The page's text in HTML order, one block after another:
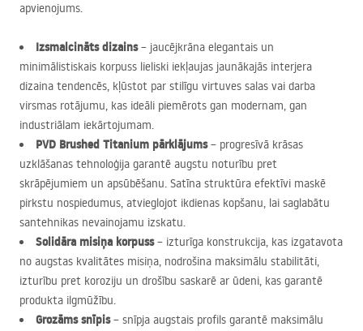
apvienojums.
Izsmalcināts dizains– jaucējkrāna elegantais un
minimālistiskais korpuss lieliski iekļaujas jaunākajās interjera
dizaina tendencēs, kļūstot par stilīgu virtuves salas vai darba
virsmas rotājumu, kas ideāli piemērots gan modernam, gan
industriālam iekārtojumam.
PVD Brushed Titanium pārklājums– progresīvā krāsas
uzklāšanas tehnoloģija garantē augstu noturību pret
skrāpējumiem un apsūbēšanu. Satīna struktūra efektīvi maskē
pirkstu nospiedumus, atvieglojot ikdienas kopšanu, lai saglabātu
santehnikas nevainojamu izskatu.
Solidāra misiņa korpuss– izturīga konstrukcija, kas izgatavota
no augstas kvalitātes misiņa, nodrošina maksimālu stabilitāti,
izturību pret koroziju un drošību saskarē ar ūdeni, kas garantē
produkta ilgmūžību.
Grozāms snīpis– snīpja augstais profils garantē maksimālu